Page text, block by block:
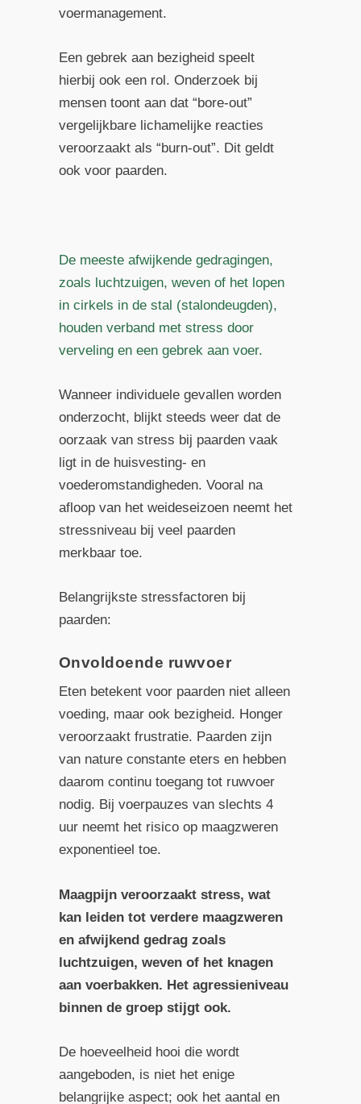
voermanagement.
Een gebrek aan bezigheid speelt
hierbij ook een rol. Onderzoek bij
mensen toont aan dat “bore-out”
vergelijkbare lichamelijke reacties
veroorzaakt als “burn-out”. Dit geldt
ook voor paarden.
De meeste afwijkende gedragingen,
zoals luchtzuigen, weven of het lopen
in cirkels in de stal (stalondeugden),
houden verband met stress door
verveling en een gebrek aan voer.
Wanneer individuele gevallen worden
onderzocht, blijkt steeds weer dat de
oorzaak van stress bij paarden vaak
ligt in de huisvesting- en
voederomstandigheden. Vooral na
afloop van het weideseizoen neemt het
stressniveau bij veel paarden
merkbaar toe.
Belangrijkste stressfactoren bij
paarden:
Onvoldoende ruwvoer
Eten betekent voor paarden niet alleen
voeding, maar ook bezigheid. Honger
veroorzaakt frustratie. Paarden zijn
van nature constante eters en hebben
daarom continu toegang tot ruwvoer
nodig. Bij voerpauzes van slechts 4
uur neemt het risico op maagzweren
exponentieel toe.
Maagpijn veroorzaakt stress, wat
kan leiden tot verdere maagzweren
en afwijkend gedrag zoals
luchtzuigen, weven of het knagen
aan voerbakken. Het agressieniveau
binnen de groep stijgt ook.
De hoeveelheid hooi die wordt
aangeboden, is niet het enige
belangrijke aspect; ook het aantal en